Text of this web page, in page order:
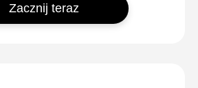
Zacznij teraz